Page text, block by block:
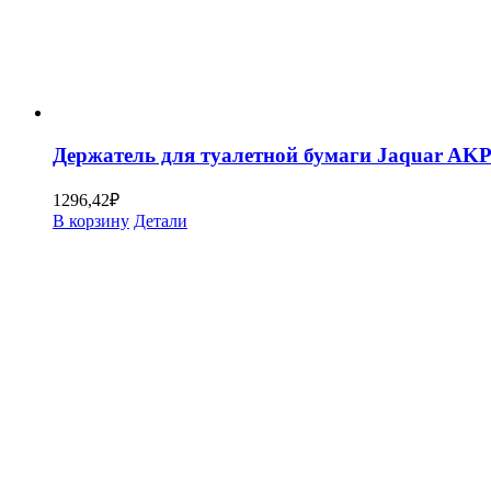
Держатель для туалетной бумаги Jaquar
1296,42₽
В корзину Детали